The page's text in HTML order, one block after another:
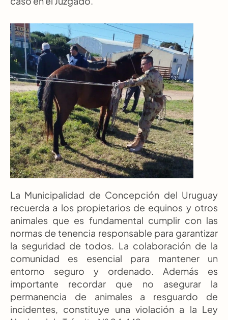
La Municipalidad de Concepción del Uruguay
recuerda a los propietarios de equinos y otros
animales que es fundamental cumplir con las
normas de tenencia responsable para garantizar
la seguridad de todos. La colaboración de la
comunidad es esencial para mantener un
entorno seguro y ordenado. Además es
importante recordar que no asegurar la
permanencia de animales a resguardo de
incidentes, constituye una violación a la Ley